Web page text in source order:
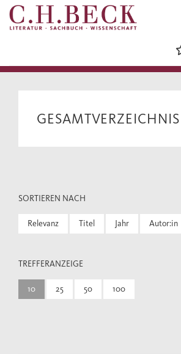
GESAMTVERZEICHNIS
SORTIEREN NACH
Relevanz Titel Jahr Autor:in
TREFFERANZEIGE
10 25 50 100